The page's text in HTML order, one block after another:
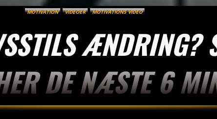
MOTIVATION VIDEOER MOTIVATIONS VIDEO
ÆNDRING?
DE NÆSTE 6